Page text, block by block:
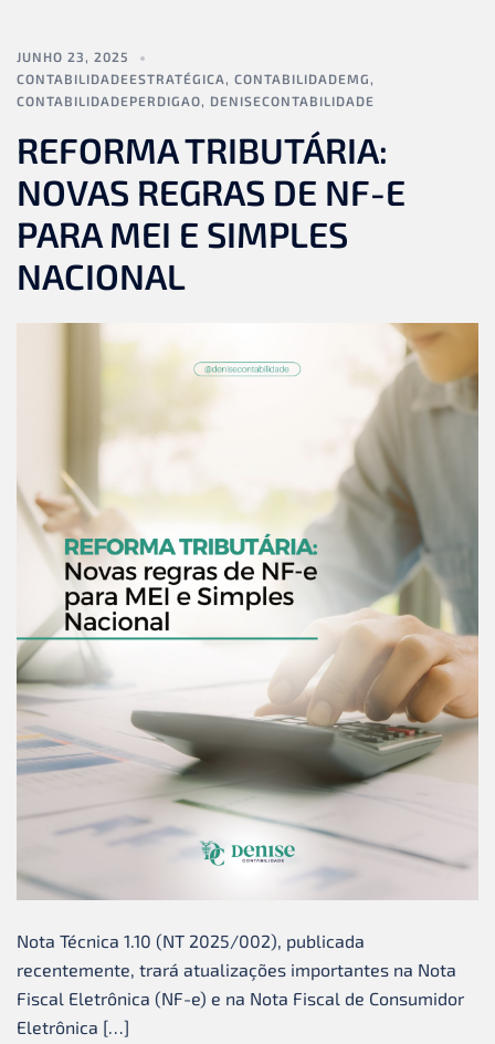
JUNHO 23, 2025
CONTABILIDADEESTRATÉGICA
CONTABILIDADEMG
CONTABILIDADEPERDIGAO
DENISECONTABILIDADE
REFORMA TRIBUTÁRIA:
NOVAS REGRAS DE NF-E
PARA MEI E SIMPLES
NACIONAL
Nota Técnica 1.10 (NT 2025/002), publicada
recentemente, trará atualizações importantes na Nota
Fiscal Eletrônica (NF-e) e na Nota Fiscal de Consumidor
Eletrônica […]